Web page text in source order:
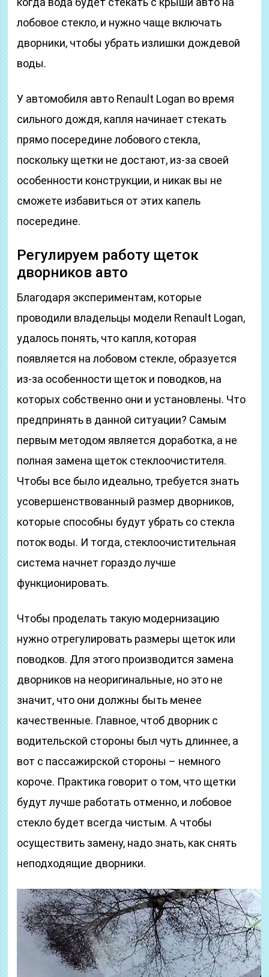
лобовое стекло, и нужно чаще включать
дворники, чтобы убрать излишки дождевой
воды.
У автомобиля авто Renault Logan во время
сильного дождя, капля начинает стекать
прямо посередине лобового стекла,
поскольку щетки не достают, из-за своей
особенности конструкции, и никак вы не
сможете избавиться от этих капель
посередине.
Регулируем работу щеток
дворников авто
Благодаря экспериментам, которые
проводили владельцы модели Renault Logan,
удалось понять, что капля, которая
появляется на лобовом стекле, образуется
из-за особенности щеток и поводков, на
которых собственно они и установлены. Что
предпринять в данной ситуации? Самым
первым методом является доработка, а не
полная замена щеток стеклоочистителя.
Чтобы все было идеально, требуется знать
усовершенствованный размер дворников,
которые способны будут убрать со стекла
поток воды. И тогда, стеклоочистительная
система начнет гораздо лучше
функционировать.
Чтобы проделать такую модернизацию
нужно отрегулировать размеры щеток или
поводков. Для этого производится замена
дворников на неоригинальные, но это не
значит, что они должны быть менее
качественные. Главное, чтоб дворник с
водительской стороны был чуть длиннее, а
вот с пассажирской стороны – немного
короче. Практика говорит о том, что щетки
будут лучше работать отменно, и лобовое
стекло будет всегда чистым. А чтобы
осуществить замену, надо знать, как снять
неподходящие дворники.